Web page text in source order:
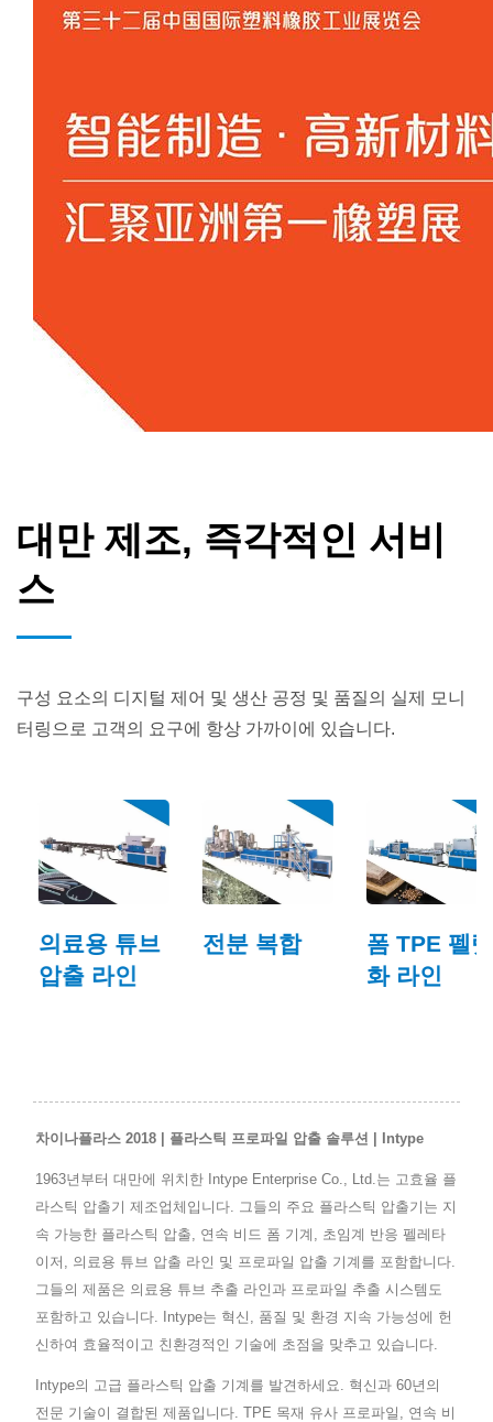
대만 제조, 즉각적인 서비
스
구성 요소의 디지털 제어 및 생산 공정 및 품질의 실제 모니
터링으로 고객의 요구에 항상 가까이에 있습니다.
의료용 튜브
압출 라인
전분 복합
폼 TPE 펠렛
화 라인
차이나플라스 2018 | 플라스틱 프로파일 압출 솔루션 | Intype
1963년부터 대만에 위치한 Intype Enterprise Co., Ltd.는 고효율 플
라스틱 압출기 제조업체입니다. 그들의 주요 플라스틱 압출기는 지
속 가능한 플라스틱 압출, 연속 비드 폼 기계, 초임계 반응 펠레타
이저, 의료용 튜브 압출 라인 및 프로파일 압출 기계를 포함합니다.
그들의 제품은 의료용 튜브 추출 라인과 프로파일 추출 시스템도
포함하고 있습니다. Intype는 혁신, 품질 및 환경 지속 가능성에 헌
신하여 효율적이고 친환경적인 기술에 초점을 맞추고 있습니다.
Intype의 고급 플라스틱 압출 기계를 발견하세요. 혁신과 60년의
전문 기술이 결합된 제품입니다. TPE 목재 유사 프로파일, 연속 비